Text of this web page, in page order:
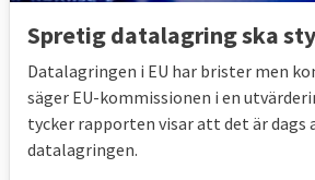
Spretig datalagring ska
Datalagringen i EU har brister men
säger EU-kommissionen i en
tycker rapporten visar att det är dags
datalagringen.